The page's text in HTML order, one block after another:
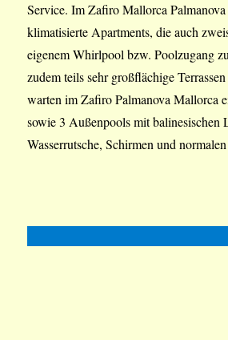
Service. Im Zafiro Mallorca
klimatisierte Apartments, die auch
eigenem Whirlpool bzw. Poolzugang
zudem teils sehr großflächige
warten im Zafiro Palmanova Mallorca
sowie 3 Außenpools mit balinesischen
Wasserrutsche, Schirmen und